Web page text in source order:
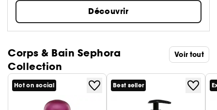
Découvrir
Corps & Bain Sephora
Collection
Voir tout
Hot on social Best seller